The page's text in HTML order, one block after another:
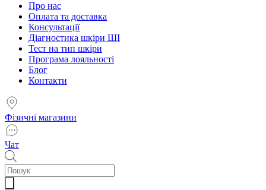
Про нас
Оплата та доставка
Консультації
Діагностика шкіри ШІ
Тест на тип шкіри
Програма лояльності
Блог
Контакти
Фізичні магазини
Чат
Пошук
товарів